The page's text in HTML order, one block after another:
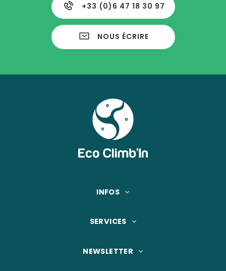
+33 (0)6 47 18 30 97
NOUS ÉCRIRE
INFOS
SERVICES
NEWSLETTER